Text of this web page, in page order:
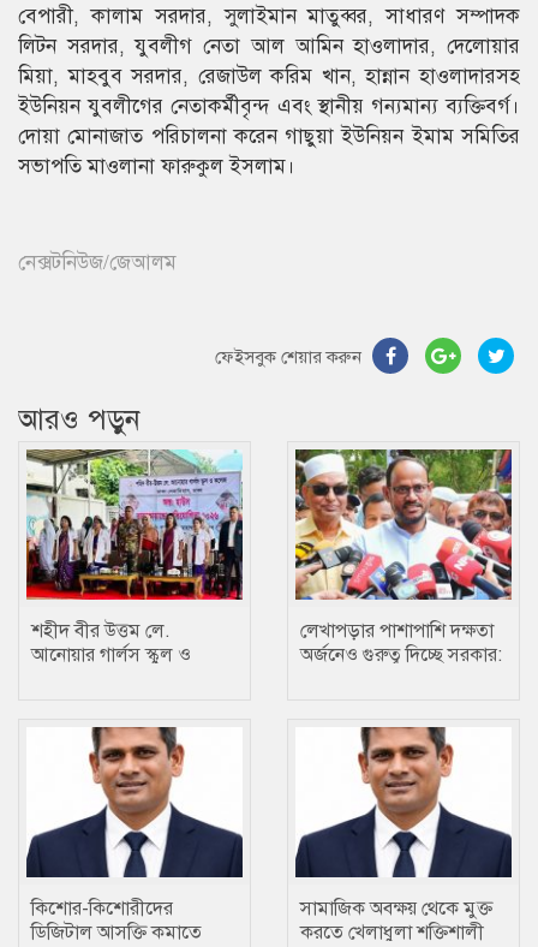
বেপারী, কালাম সরদার, সুলাইমান মাতুব্বর, সাধারণ সম্পাদক
লিটন সরদার, যুবলীগ নেতা আল আমিন হাওলাদার, দেলোয়ার
মিয়া, মাহবুব সরদার, রেজাউল করিম খান, হান্নান হাওলাদারসহ
ইউনিয়ন যুবলীগের নেতাকর্মীবৃন্দ এবং স্থানীয় গন্যমান্য ব্যক্তিবর্গ।
দোয়া মোনাজাত পরিচালনা করেন গাছুয়া ইউনিয়ন ইমাম সমিতির
সভাপতি মাওলানা ফারুকুল ইসলাম।
নেক্সটনিউজ/জেআলম
ফেইসবুক শেয়ার করুন
আরও পড়ুন
শহীদ বীর উত্তম লে.
আনোয়ার গার্লস স্কুল ও
লেখাপড়ার পাশাপাশি দক্ষতা
অর্জনেও গুরুত্ব দিচ্ছে সরকার:
কিশোর-কিশোরীদের
ডিজিটাল আসক্তি কমাতে
সামাজিক অবক্ষয় থেকে মুক্ত
করতে খেলাধুলা শক্তিশালী